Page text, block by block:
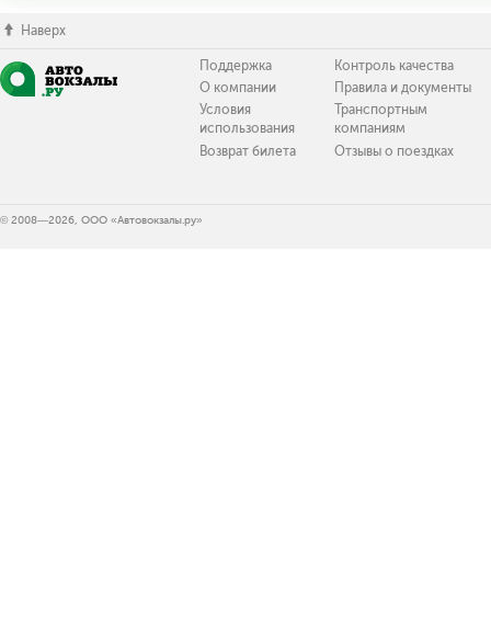
Наверх
Поддержка
О компании
Условия
использования
Возврат билета
Контроль качества
Правила и документы
Транспортным
компаниям
Отзывы о поездках
© 2008—2026, ООО «Автовокзалы.ру»